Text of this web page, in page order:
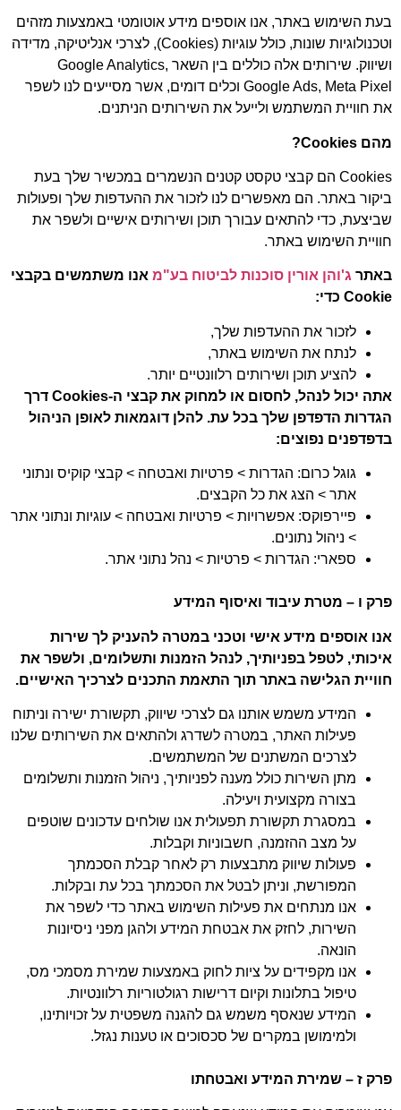
בעת השימוש באתר, אנו אוספים מידע אוטומטי באמצעות מזהים
וטכנולוגיות שונות, כולל עוגיות (Cookies), לצרכי אנליטיקה, מדידה
ושיווק. שירותים אלה כוללים בין השאר Google Analytics,
Google Ads, Meta Pixel וכלים דומים, אשר מסייעים לנו לשפר
את חוויית המשתמש ולייעל את השירותים הניתנים.
מהם Cookies
?
Cookies הם קבצי טקסט קטנים הנשמרים במכשיר שלך בעת
ביקור באתר. הם מאפשרים לנו לזכור את ההעדפות שלך ופעולות
שביצעת, כדי להתאים עבורך תוכן ושירותים אישיים ולשפר את
חוויית השימוש באתר.
באתר ג'והן אורין סוכנות לביטוח בע"מ אנו משתמשים בקבצי
Cookie כדי:
לזכור את ההעדפות שלך,
לנתח את השימוש באתר,
להציע תוכן ושירותים רלוונטיים יותר.
אתה יכול לנהל, לחסום או למחוק את קבצי ה-Cookies דרך
הגדרות הדפדפן שלך בכל עת. להלן דוגמאות לאופן הניהול
בדפדפנים נפוצים:
גוגל כרום: הגדרות > פרטיות ואבטחה > קבצי קוקיס ונתוני
אתר > הצג את כל הקבצים.
פיירפוקס: אפשרויות > פרטיות ואבטחה > עוגיות ונתוני אתר
> ניהול נתונים.
ספארי: הגדרות > פרטיות > נהל נתוני אתר.
פרק ו – מטרת עיבוד ואיסוף המידע
אנו אוספים מידע אישי וטכני במטרה להעניק לך שירות
איכותי, לטפל בפניותיך, לנהל הזמנות ותשלומים, ולשפר את
חוויית הגלישה באתר תוך התאמת התכנים לצרכיך האישיים.
המידע משמש אותנו גם לצרכי שיווק, תקשורת ישירה וניתוח
פעילות האתר, במטרה לשדרג ולהתאים את השירותים שלנו
לצרכים המשתנים של המשתמשים.
מתן השירות כולל מענה לפניותיך, ניהול הזמנות ותשלומים
בצורה מקצועית ויעילה.
במסגרת תקשורת תפעולית אנו שולחים עדכונים שוטפים
על מצב ההזמנה, חשבוניות וקבלות.
פעולות שיווק מתבצעות רק לאחר קבלת הסכמתך
המפורשת, וניתן לבטל את הסכמתך בכל עת ובקלות.
אנו מנתחים את פעילות השימוש באתר כדי לשפר את
השירות, לחזק את אבטחת המידע ולהגן מפני ניסיונות
הונאה.
אנו מקפידים על ציות לחוק באמצעות שמירת מסמכי מס,
טיפול בתלונות וקיום דרישות רגולטוריות רלוונטיות.
המידע שנאסף משמש גם להגנה משפטית על זכויותינו,
ולמימושן במקרים של סכסוכים או טענות נגזל.
פרק ז – שמירת המידע ואבטחתו